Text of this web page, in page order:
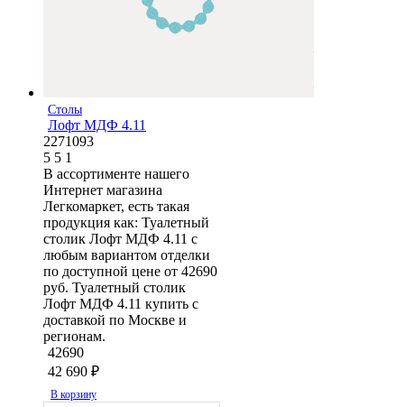
Столы
Лофт МДФ 4.11
2271093
5 5 1
В ассортименте нашего
Интернет магазина
Легкомаркет, есть такая
продукция как: Туалетный
столик Лофт МДФ 4.11 с
любым вариантом отделки
по доступной цене от 42690
руб. Туалетный столик
Лофт МДФ 4.11 купить с
доставкой по Москве и
регионам.
42690
42 690 ₽
В корзину